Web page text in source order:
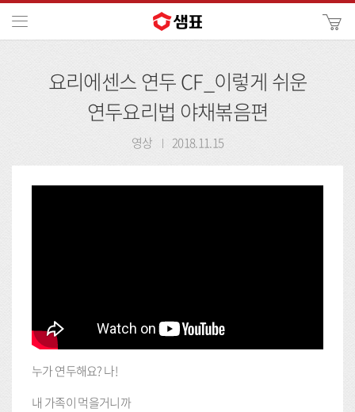
색
요리에센스 연두 CF_이렇게 쉬운
연두요리법 야채볶음편
영상 2018.11.15
누가 연두해요? 나!
내 가족이 먹을거니까